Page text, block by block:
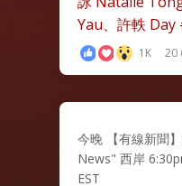
1K 20
今晚 【有線新聞
News" 西岸
EST